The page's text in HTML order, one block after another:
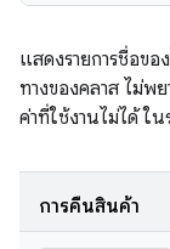
แสดงรายการชื่อข
ทางของคลาส ไม่พ
ค่าที่ใช้งานไม่ได้ ใน
การคืนสินค้า